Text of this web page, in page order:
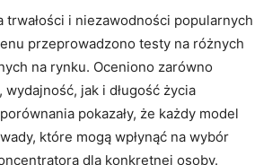
trwałości i niezawodności popularnych
przeprowadzono testy na różnych
na rynku. Oceniono zarówno
wydajność, jak i długość życia
pokazały, że każdy model
które mogą wpłynąć na wybór
dla konkretnej osoby.